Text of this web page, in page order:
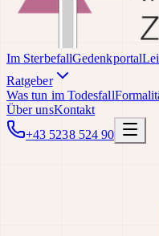
Im SterbefallGedenkportal
Ratgeber
Was tun im Todesfall
Über unsKontakt
+43 5238 524 90